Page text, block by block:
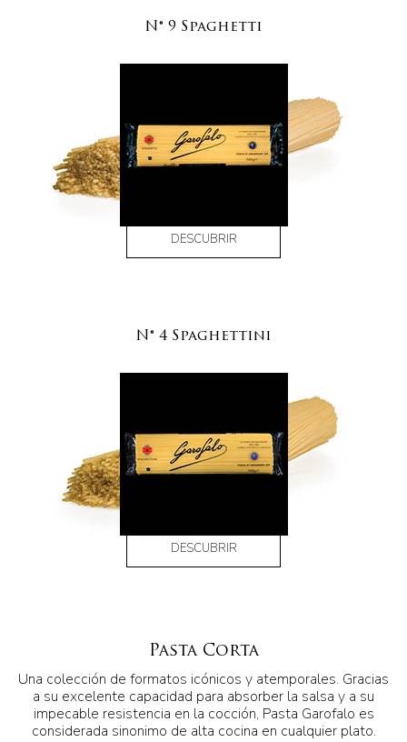
N° 9 Spaghetti
DESCUBRIR
N° 4 Spaghettini
DESCUBRIR
Pasta Corta
Una colección de formatos icónicos y atemporales. Gracias
a su excelente capacidad para absorber la salsa y a su
impecable resistencia en la cocción, Pasta Garofalo es
considerada sinonimo de alta cocina en cualquier plato.